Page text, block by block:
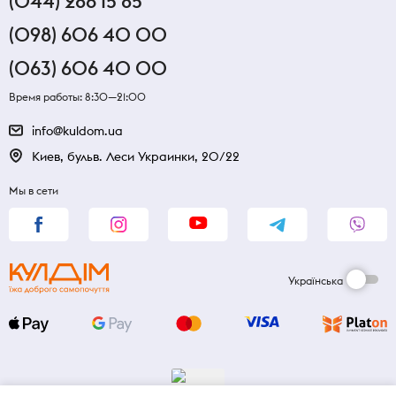
(098) 606 40 00
(063) 606 40 00
Время работы: 8:30—21:00
info@kuldom.ua
Киев, бульв. Леси Украинки, 20/22
Мы в сети
Українська